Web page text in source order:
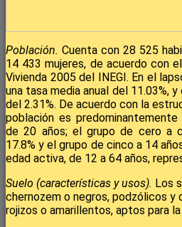
Población. Cuenta con 28 525
14 433 mujeres, de acuerdo con
Vivienda 2005 del INEGI. En el
una tasa media anual del 11.03%,
del 2.31%. De acuerdo con la
población es
de 20 años; el grupo de cero a
17.8% y el grupo de cinco a 14
edad activa, de 12 a 64 años,
Suelo (características y usos). Los
chernozem o negros, podzólicos
rojizos o amarillentos, aptos para